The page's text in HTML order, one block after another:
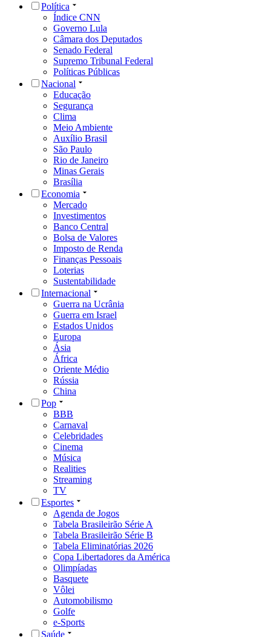
Política
Índice CNN
Governo Lula
Câmara dos Deputados
Senado Federal
Supremo Tribunal Federal
Políticas Públicas
Nacional
Educação
Segurança
Clima
Meio Ambiente
Auxílio Brasil
São Paulo
Rio de Janeiro
Minas Gerais
Brasília
Economia
Mercado
Investimentos
Banco Central
Bolsa de Valores
Imposto de Renda
Finanças Pessoais
Loterias
Sustentabilidade
Internacional
Guerra na Ucrânia
Guerra em Israel
Estados Unidos
Europa
Ásia
África
Oriente Médio
Rússia
China
Pop
BBB
Carnaval
Celebridades
Cinema
Música
Realities
Streaming
TV
Esportes
Agenda de Jogos
Tabela Brasileirão Série A
Tabela Brasileirão Série B
Tabela Eliminatórias 2026
Copa Libertadores da América
Olimpíadas
Basquete
Vôlei
Automobilismo
Golfe
e-Sports
Saúde